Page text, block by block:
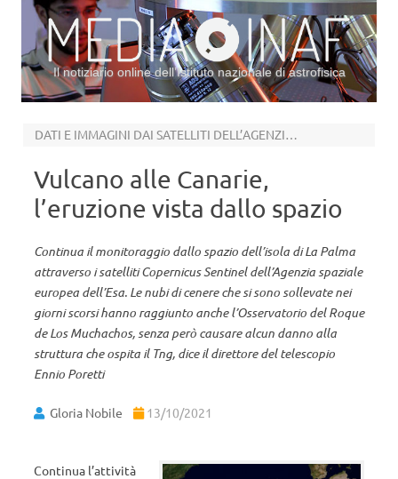
Il notiziario online dell’Istituto nazionale di astrofisica
DATI E IMMAGINI DAI SATELLITI DELL’AGENZIA SPAZIALE EUROPEA
Vulcano alle Canarie,
l’eruzione vista dallo spazio
Continua il monitoraggio dallo spazio dell’isola di La Palma
attraverso i satelliti Copernicus Sentinel dell’Agenzia spaziale
europea dell’Esa. Le nubi di cenere che si sono sollevate nei
giorni scorsi hanno raggiunto anche l’Osservatorio del Roque
de Los Muchachos, senza però causare alcun danno alla
struttura che ospita il Tng, dice il direttore del telescopio
Ennio Poretti
Gloria Nobile 13/10/2021
Continua l’attività